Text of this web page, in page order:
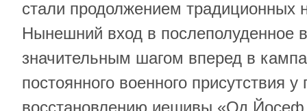
стали продолжением традиционных
Нынешний вход в послеполуденное
значительным шагом вперед в
постоянного военного присутствия
восстановлению иешивы «Од Йосеф